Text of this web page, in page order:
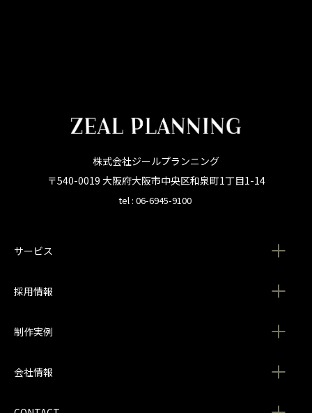
株式会社ジールプランニング
〒540-0019 大阪府大阪市中央区和泉町1丁目1-14
tel : 06-6945-9100
サービス
採用情報
制作実例
会社情報